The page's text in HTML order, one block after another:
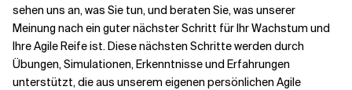
sehen uns an, was Sie tun, und beraten Sie, was unserer
Meinung nach ein guter nächster Schritt für Ihr Wachstum und
Ihre Agile Reife ist. Diese nächsten Schritte werden durch
Übungen, Simulationen, Erkenntnisse und Erfahrungen
unterstützt, die aus unserem eigenen persönlichen Agile